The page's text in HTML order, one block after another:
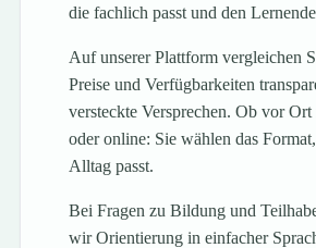
die fachlich passt und den
Auf unserer Plattform vergleichen
Preise und Verfügbarkeiten
versteckte Versprechen. Ob vor
oder online: Sie wählen das
Alltag passt.
Bei Fragen zu Bildung und
wir Orientierung in einfacher